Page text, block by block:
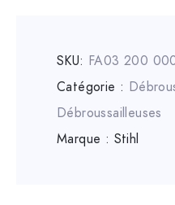
SKU: FA03 200
Catégorie :
Débroussailleuses
Marque : Stihl